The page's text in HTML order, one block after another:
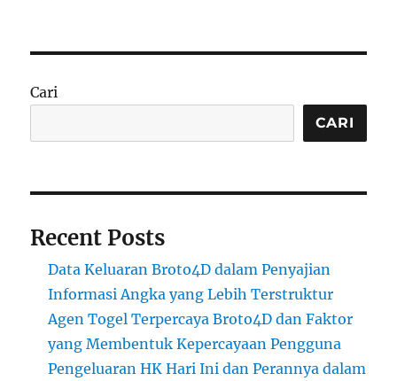
Cari
CARI
Recent Posts
Data Keluaran Broto4D dalam Penyajian
Informasi Angka yang Lebih Terstruktur
Agen Togel Terpercaya Broto4D dan Faktor
yang Membentuk Kepercayaan Pengguna
Pengeluaran HK Hari Ini dan Perannya dalam